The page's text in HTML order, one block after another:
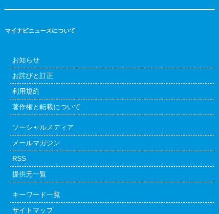
マイナビニュースについて
お知らせ
お詫びと訂正
利用規約
著作権と転載について
ソーシャルメディア
メールマガジン
RSS
提供元一覧
キーワード一覧
サイトマップ